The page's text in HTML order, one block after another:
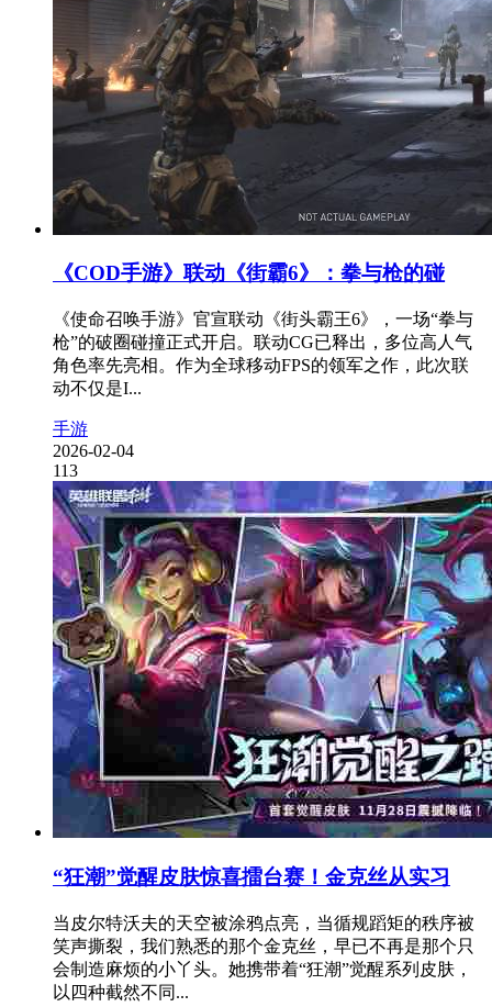
《COD手游》联动《街霸6》：拳与枪的碰
《使命召唤手游》官宣联动《街头霸王6》，一场“拳与
枪”的破圈碰撞正式开启。联动CG已释出，多位高人气
角色率先亮相。作为全球移动FPS的领军之作，此次联
动不仅是I...
手游
2026-02-04
113
“狂潮”觉醒皮肤惊喜擂台赛！金克丝从实习
当皮尔特沃夫的天空被涂鸦点亮，当循规蹈矩的秩序被
笑声撕裂，我们熟悉的那个金克丝，早已不再是那个只
会制造麻烦的小丫头。她携带着“狂潮”觉醒系列皮肤，
以四种截然不同...